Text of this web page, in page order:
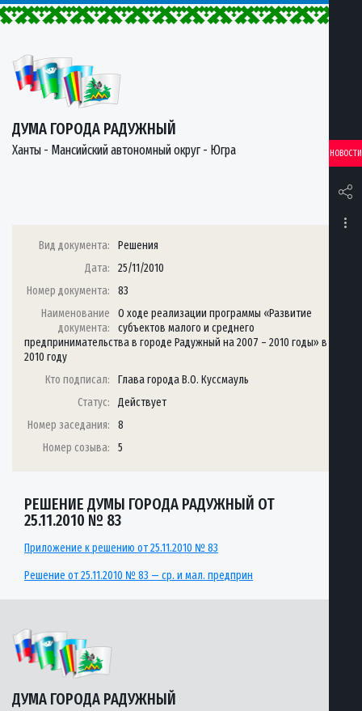
ДУМА ГОРОДА РАДУЖНЫЙ
Ханты - Мансийский автономный округ - Югра НОВОСТИ
Вид документа:
Решения
Дата:
25/11/2010
Номер документа:
83
Наименование
документа:
О ходе реализации программы «Развитие
субъектов малого и среднего
предпринимательства в городе Радужный на 2007 – 2010 годы» в
2010 году
Кто подписал:
Глава города В.О. Куссмауль
Статус:
Действует
Номер заседания:
8
Номер созыва:
5
РЕШЕНИЕ ДУМЫ ГОРОДА РАДУЖНЫЙ ОТ
25.11.2010 № 83
Приложение к решению от 25.11.2010 № 83
Решение от 25.11.2010 № 83 — ср. и мал. предприн
ДУМА ГОРОДА РАДУЖНЫЙ